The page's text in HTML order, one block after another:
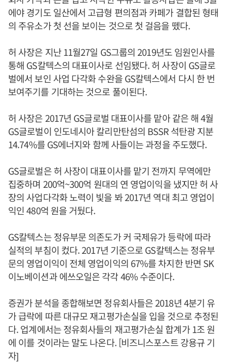
에야 경기도 일산에서 고급형 편의점과 카페가 결합된 형태
의 주유소가 첫 선을 보이는 것으로 첫 걸음을 뗐다.
허 사장은 지난 11월27일 GS그룹의 2019년도 임원인사를
통해 GS칼텍스의 대표이사로 선임됐다. 허 사장이 GS글로
벌에서 보인 사업 다각화 수완을 GS칼텍스에서 다시 한 번
보여주기를 기대하는 것으로 풀이된다.
허 사장은 2017년 GS글로벌 대표이사를 맡아 같은 해 4월
GS글로벌이 인도네시아 칼리만탄섬의 BSSR 석탄광 지분
14.74%를 GS에너지와 함께 사들이는 과정을 주도했다.
GS글로벌은 허 사장이 대표이사를 맡기 전까지 무역에만
집중하며 200억~300억 원대의 연 영업이익을 냈지만 허 사
장의 사업다각화 노력이 빛을 봐 2017년 역대 최고 영업이
익인 480억 원을 거뒀다.
GS칼텍스는 정유부문 의존도가 커 국제유가 등락에 따라
실적의 부침이 컸다. 2017년 기준으로 GS칼텍스는 정유부
문의 영업이익이 전체 영업이익의 67%를 차지한 반면 SK
이노베이션과 에쓰오일은 각각 46% 수준이다.
증권가 분석을 종합해보면 정유회사들은 2018년 4분기 유
가 급락에 따른 대규모 재고평가손실을 입을 것으로 추정된
다. 업계에서는 정유회사들의 재고평가손실 합계가 1조 원
에 이를 것이라는 말도 나온다. [비즈니스포스트 강용규 기
자]